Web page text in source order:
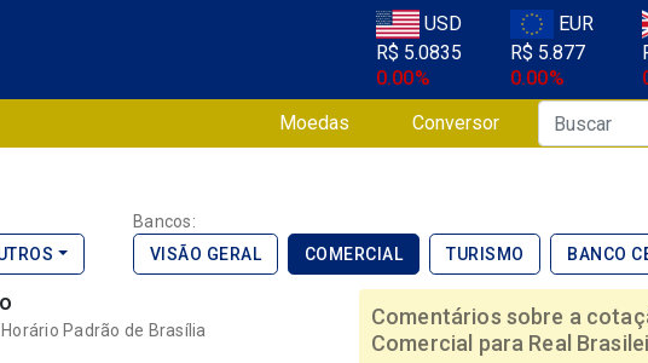
USD
R$ 5.0835
0.00%
EUR
R$ 5.877
0.00%
Moedas
Conversor
Bancos:
VISÃO GERAL
COMERCIAL TURISMO BANCO
Padrão de Brasília
Comentários sobre a
Comercial para Real